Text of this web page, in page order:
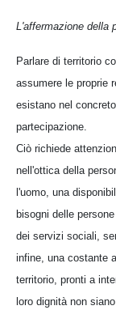
L'affermazione della
Parlare di territorio
assumere le proprie
esistano nel
partecipazione.
Ciò richiede
nell'ottica della
l'uomo, una
bisogni delle
dei servizi sociali,
infine, una costante
territorio, pronti a
loro dignità non